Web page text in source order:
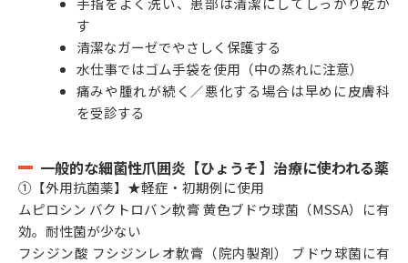
す
清潔なガーゼでやさしく保護する
水仕事ではゴム手袋を使用（中の蒸れに注意）
痛みや腫れが続く／悪化する場合は早めに皮膚科
を受診する
一般的な細菌性爪囲炎【ひょうそ】治療に使われる薬
①【外用抗菌薬】★軽症・初期例に使用
ムピロシン バクトロバン軟膏 黄色ブドウ球菌（MSSA）に有
効。耐性菌が少ない
フシジン酸 フシジンレオ軟膏（院内製剤） ブドウ球菌に有